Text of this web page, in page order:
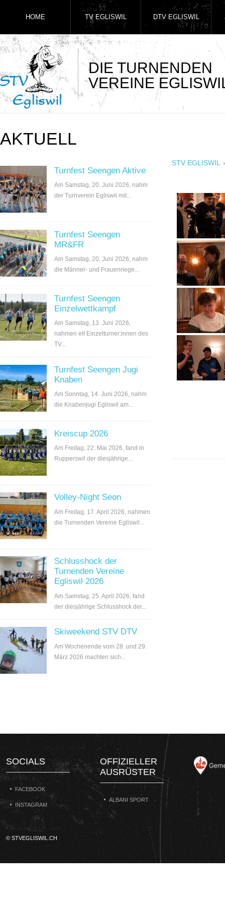
DIE TURNENDEN
VEREINE
HOME TV EGLISWIL DTV EGLISWIL
AKTUELL
Turnfest Seengen Aktive
Am Samstag, 20. Juni 2026, nahm
der Turnverein Egliswil mit...
Turnfest Seengen
MR&FR
Am Samstag, 20. Juni 2026, nahm
die Männer- und Frauenriege...
Turnfest Seengen
Einzelwettkampf
Am Samstag, 13. Juni 2026,
nahmen elf Einzelturner:innen des
TV...
Turnfest Seengen Jugi
Knaben
Am Sonntag, 14. Juni 2026, nahm
die Knabenjugi Egliswil am...
Kreiscup 2026
Am Freitag, 22. Mai 2026, fand in
Rupperswil der diesjährige...
Volley-Night Seon
Am Freitag, 17. April 2026, nahmen
die Turnenden Vereine Egliswil...
Schlusshock der
Turnenden Vereine
Egliswil 2026
Am Samstag, 25. April 2026, fand
der diesjährige Schlusshock der...
Skiweekend STV DTV
Am Wochenende vom 28. und 29.
März 2026 machten sich...
STV EGLISWIL
SOCIALS
FACEBOOK
INSTAGRAM
OFFIZIELLER
AUSRÜSTER
ALBANI SPORT
© STVEGLISWIL.CH